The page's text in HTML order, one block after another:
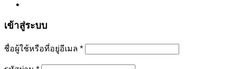
เข้าสู่ระบบ
ชื่อผู้ใช้หรือที่อยู่อีเมล *ต้องการ